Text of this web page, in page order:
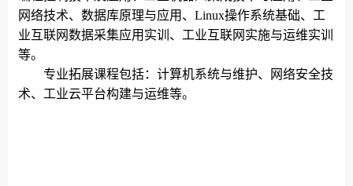
网络技术、数据库原理与应用、 Linux操作系统基础、工
业互联网数据采集应用实训、工业互联网实施与运维实训
等。
专业拓展课程包括：计算机系统与维护、网络安全技
术、工业云平台构建与运维等。